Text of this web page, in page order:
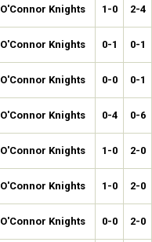
O'Connor Knights 1-0 2-4
O'Connor Knights 0-1 0-1
O'Connor Knights 0-0 0-1
O'Connor Knights 0-4 0-6
O'Connor Knights 1-0 2-0
O'Connor Knights 1-0 2-0
O'Connor Knights 0-0 2-0